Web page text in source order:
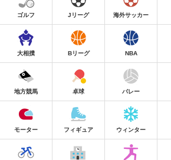
ゴルフ Jリーグ 海外サッカー
大相撲 Bリーグ NBA
地方競馬 卓球 バレー
モーター フィギュア ウィンター